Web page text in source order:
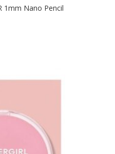
1mm Nano Pencil